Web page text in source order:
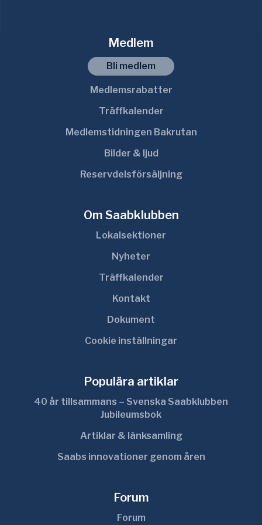
Medlem
Bli medlem
Medlemsrabatter
Träffkalender
Medlemstidningen Bakrutan
Bilder & ljud
Reservdelsförsäljning
Om Saabklubben
Lokalsektioner
Nyheter
Träffkalender
Kontakt
Dokument
Cookie inställningar
Populära artiklar
40 år tillsammans – Svenska Saabklubben
Jubileumsbok
Artiklar & länksamling
Saabs innovationer genom åren
Forum
Forum